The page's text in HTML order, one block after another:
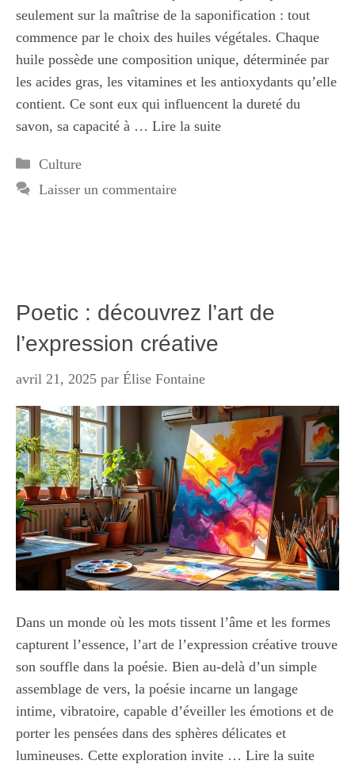
seulement sur la maîtrise de la saponification : tout
commence par le choix des huiles végétales. Chaque
huile possède une composition unique, déterminée par
les acides gras, les vitamines et les antioxydants qu’elle
contient. Ce sont eux qui influencent la dureté du
savon, sa capacité à … Lire la suite
Catégories
Culture
Laisser un commentaire
Poetic : découvrez l’art de
l’expression créative
avril 21, 2025 par Élise Fontaine
Dans un monde où les mots tissent l’âme et les formes
capturent l’essence, l’art de l’expression créative trouve
son souffle dans la poésie. Bien au-delà d’un simple
assemblage de vers, la poésie incarne un langage
intime, vibratoire, capable d’éveiller les émotions et de
porter les pensées dans des sphères délicates et
lumineuses. Cette exploration invite … Lire la suite